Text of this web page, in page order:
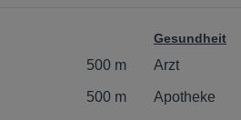
500 m
500 m
Gesundheit
Arzt
Apotheke